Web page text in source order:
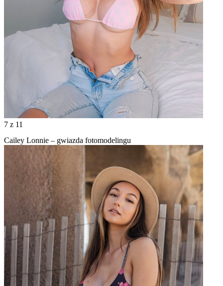
7 z 11
Cailey Lonnie – gwiazda fotomodelingu